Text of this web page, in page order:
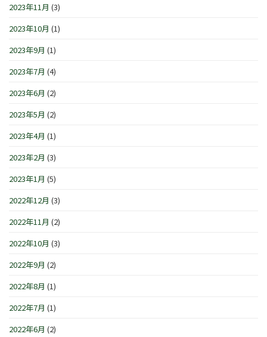
2023年11月 (3)
2023年10月 (1)
2023年9月 (1)
2023年7月 (4)
2023年6月 (2)
2023年5月 (2)
2023年4月 (1)
2023年2月 (3)
2023年1月 (5)
2022年12月 (3)
2022年11月 (2)
2022年10月 (3)
2022年9月 (2)
2022年8月 (1)
2022年7月 (1)
2022年6月 (2)